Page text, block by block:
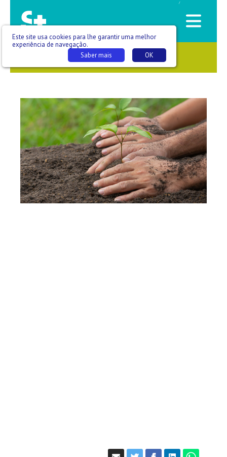
/
SAÚDE QUE SE VÊ
Este site usa cookies para lhe garantir uma melhor
experiência de navegação.
OK
Saber mais